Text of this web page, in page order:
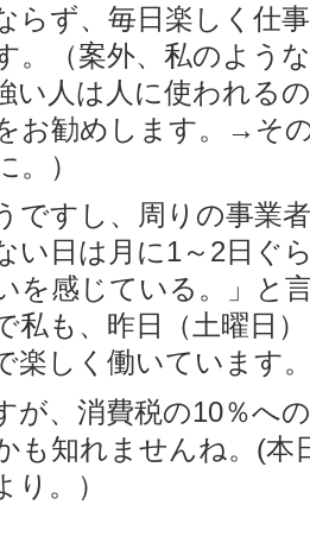
らず、毎日楽しく仕
。（案外、私のよう
い人は人に使われる
お勧めします。→そ
。）
ですし、周りの事業
い日は月に1～2日ぐ
を感じている。」と
私も、昨日（土曜日
楽しく働いています
が、消費税の10％へ
も知れませんね。(本
り。）